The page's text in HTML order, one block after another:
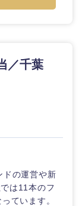
／千葉
ドの運営や新
は11本のフ
ています。